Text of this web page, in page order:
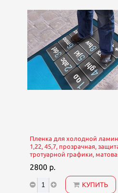
Пленка для холодной
1,22, 45,7, прозрачная,
тротуарной графики,
2800 р.
КУПИТЬ